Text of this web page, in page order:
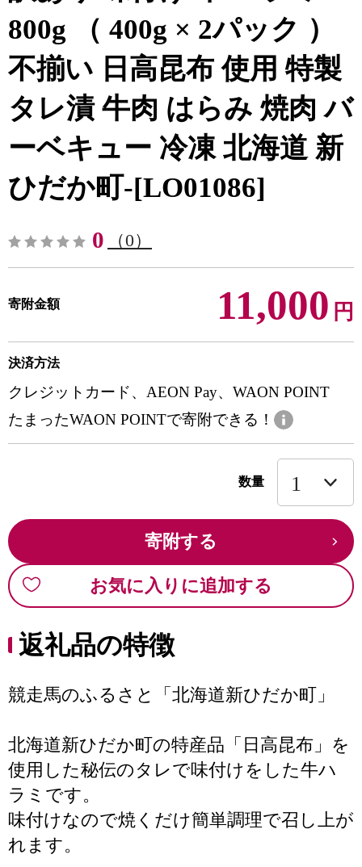
800g （ 400g × 2パック ）
不揃い 日高昆布 使用 特製
タレ漬 牛肉 はらみ 焼肉 バ
ーベキュー 冷凍 北海道 新
ひだか町-[LO01086]
0 （0）
寄附金額 11,000 円
決済方法
クレジットカード、AEON Pay、WAON POINT
たまったWAON POINTで寄附できる！
数量
寄附する
お気に入りに追加する
返礼品の特徴
競走馬のふるさと「北海道新ひだか町」
北海道新ひだか町の特産品「日高昆布」を
使用した秘伝のタレで味付けをした牛ハ
ラミです。
味付けなので焼くだけ簡単調理で召し上が
れます。